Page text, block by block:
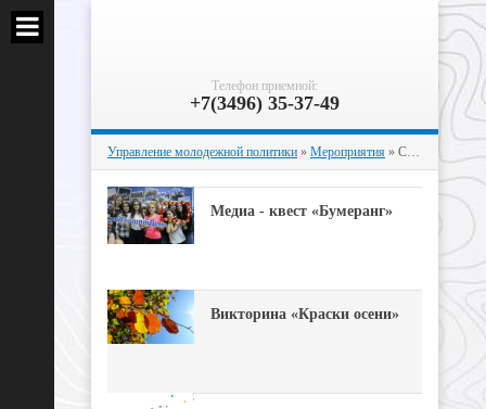
Телефон приемной:
+7(3496) 35-37-49
Управление молодежной политики » Мероприятия » Страница 42
Медиа - квест «Бумеранг»
Викторина «Краски осени»